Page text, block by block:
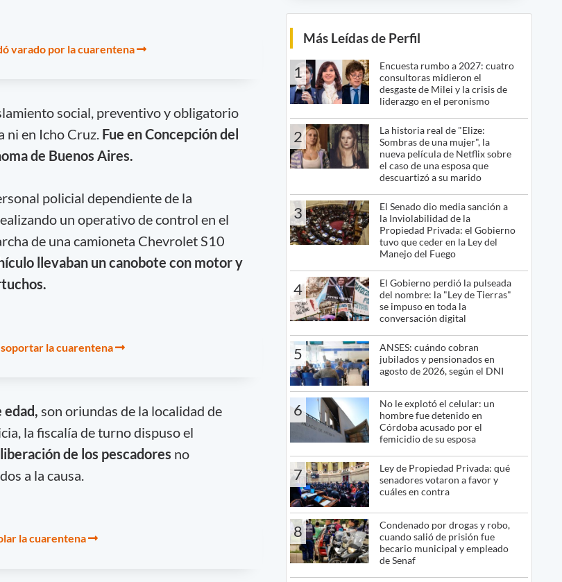
varado por la cuarentena
social, preventivo y obligatorio
ni en Icho Cruz. Fue en Concepción del
de Buenos Aires.
policial dependiente de la
un operativo de control en el
de una camioneta Chevrolet S10
llevaban un canobote con motor y
la cuarentena
edad, son oriundas de la localidad de
la fiscalía de turno dispuso el
de los pescadores no
a la causa.
la cuarentena
Más Leídas de Perfil
1
Encuesta rumbo a 2027: cuatro
consultoras midieron el
desgaste de Milei y la crisis de
liderazgo en el peronismo
2
La historia real de "Elize:
Sombras de una mujer", la
nueva película de Netflix sobre
el caso de una esposa que
descuartizó a su marido
3
El Senado dio media sanción a
la Inviolabilidad de la
Propiedad Privada: el Gobierno
tuvo que ceder en la Ley del
Manejo del Fuego
4
El Gobierno perdió la pulseada
del nombre: la "Ley de Tierras"
se impuso en toda la
conversación digital
5
ANSES: cuándo cobran
jubilados y pensionados en
agosto de 2026, según el DNI
6
No le explotó el celular: un
hombre fue detenido en
Córdoba acusado por el
femicidio de su esposa
7
Ley de Propiedad Privada: qué
senadores votaron a favor y
cuáles en contra
8
Condenado por drogas y robo,
cuando salió de prisión fue
becario municipal y empleado
de Senaf